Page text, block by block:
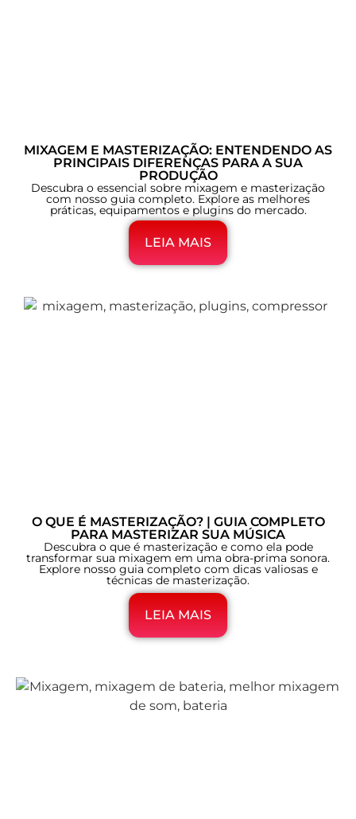
MIXAGEM E MASTERIZAÇÃO: ENTENDENDO AS
PRINCIPAIS DIFERENÇAS PARA A SUA
PRODUÇÃO
Descubra o essencial sobre mixagem e masterização
com nosso guia completo. Explore as melhores
práticas, equipamentos e plugins do mercado.
LEIA MAIS
O QUE É MASTERIZAÇÃO? | GUIA COMPLETO
PARA MASTERIZAR SUA MÚSICA
Descubra o que é masterização e como ela pode
transformar sua mixagem em uma obra-prima sonora.
Explore nosso guia completo com dicas valiosas e
técnicas de masterização.
LEIA MAIS